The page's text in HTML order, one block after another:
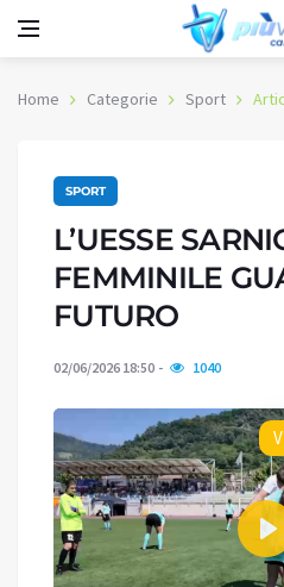
Home Categorie Sport
SPORT
L’UESSE
FEMMINILE
FUTURO
02/06/2026 18:50 1040